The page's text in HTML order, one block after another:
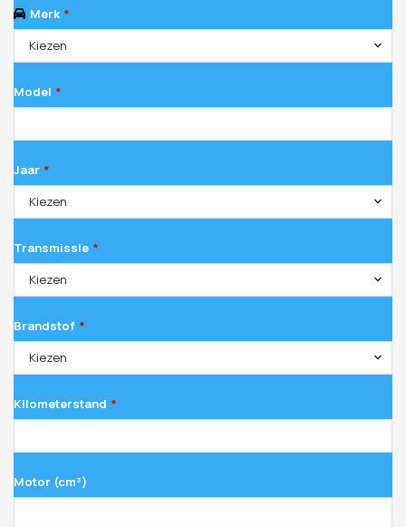
Merk *
Kiezen
Model *
Jaar *
Kiezen
Transmissie *
Kiezen
Brandstof *
Kiezen
Kilometerstand *
Motor (cm³)